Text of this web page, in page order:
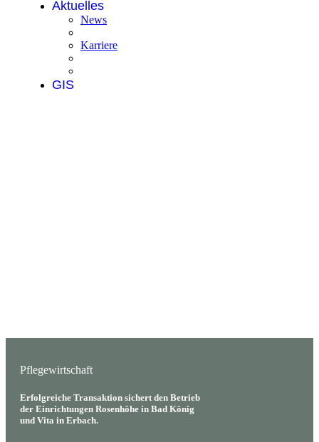
Aktuelles
News
Karriere
GIS
Pflegewirtschaft
Erfolgreiche Transaktion sichert den Betrieb
der Einrichtungen Rosenhöhe in Bad König
und Vita in Erbach.